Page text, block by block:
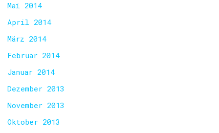
Mai 2014
April 2014
März 2014
Februar 2014
Januar 2014
Dezember 2013
November 2013
Oktober 2013